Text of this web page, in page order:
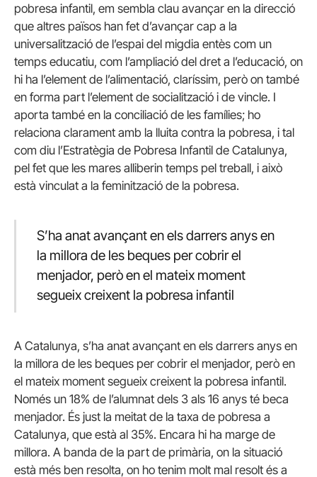
pobresa infantil, em sembla clau avançar en la direcció
que altres països han fet d’avançar cap a la
universalització de l’espai del migdia entès com un
temps educatiu, com l’ampliació del dret a l’educació, on
hi ha l’element de l’alimentació, claríssim, però on també
en forma part l’element de socialització i de vincle. I
aporta també en la conciliació de les famílies; ho
relaciona clarament amb la lluita contra la pobresa, i tal
com diu l’Estratègia de Pobresa Infantil de Catalunya,
pel fet que les mares alliberin temps pel treball, i això
està vinculat a la feminització de la pobresa.
S’ha anat avançant en els darrers anys en
la millora de les beques per cobrir el
menjador, però en el mateix moment
segueix creixent la pobresa infantil
A Catalunya, s’ha anat avançant en els darrers anys en
la millora de les beques per cobrir el menjador, però en
el mateix moment segueix creixent la pobresa infantil.
Només un 18% de l’alumnat dels 3 als 16 anys té beca
menjador. És just la meitat de la taxa de pobresa a
Catalunya, que està al 35%. Encara hi ha marge de
millora. A banda de la part de primària, on la situació
està més ben resolta, on ho tenim molt mal resolt és a